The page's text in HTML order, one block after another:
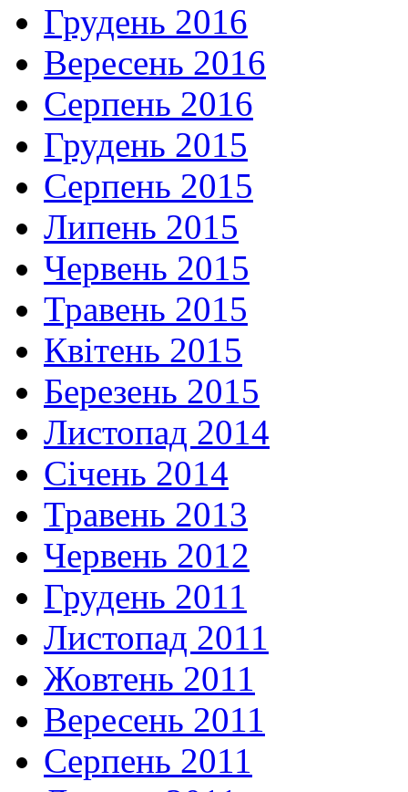
Грудень 2016
Вересень 2016
Серпень 2016
Грудень 2015
Серпень 2015
Липень 2015
Червень 2015
Травень 2015
Квітень 2015
Березень 2015
Листопад 2014
Січень 2014
Травень 2013
Червень 2012
Грудень 2011
Листопад 2011
Жовтень 2011
Вересень 2011
Серпень 2011